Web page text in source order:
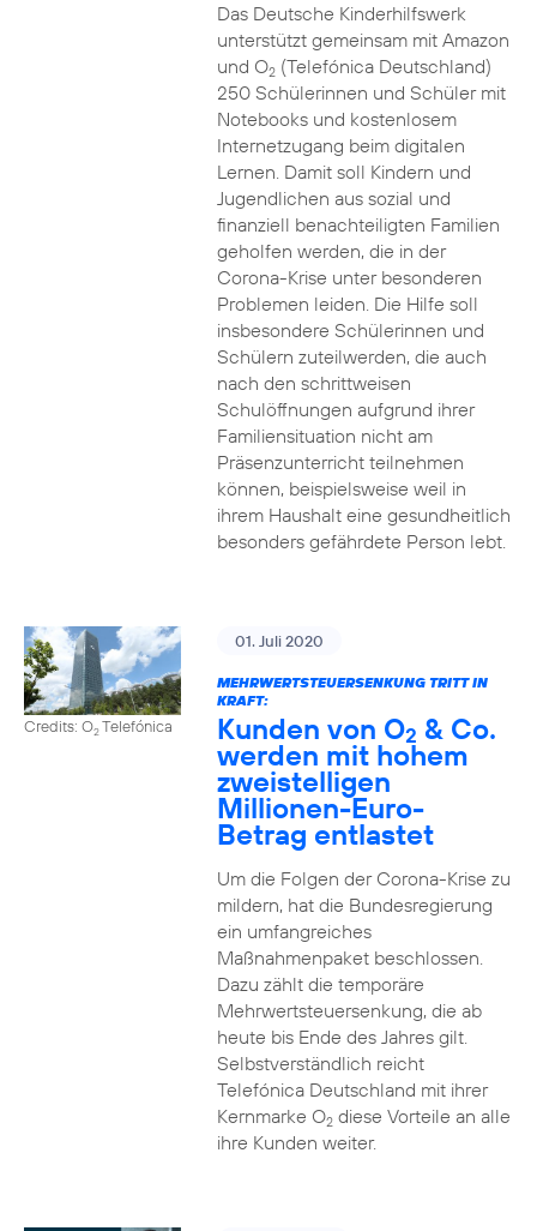
Das Deutsche Kinderhilfswerk
unterstützt gemeinsam mit Amazon
und O2(Telefónica Deutschland)
250 Schülerinnen und Schüler mit
Notebooks und kostenlosem
Internetzugang beim digitalen
Lernen. Damit soll Kindern und
Jugendlichen aus sozial und
finanziell benachteiligten Familien
geholfen werden, die in der
Corona-Krise unter besonderen
Problemen leiden. Die Hilfe soll
insbesondere Schülerinnen und
Schülern zuteilwerden, die auch
nach den schrittweisen
Schulöffnungen aufgrund ihrer
Familiensituation nicht am
Präsenzunterricht teilnehmen
können, beispielsweise weil in
ihrem Haushalt eine gesundheitlich
besonders gefährdete Person lebt.
Credits: O2Telefónica
01. Juli 2020
MEHRWERTSTEUERSENKUNG TRITT IN
KRAFT:
Kunden von O2 & Co.
werden mit hohem
zweistelligen
Millionen-Euro-
Betrag entlastet
Um die Folgen der Corona-Krise zu
mildern, hat die Bundesregierung
ein umfangreiches
Maßnahmenpaket beschlossen.
Dazu zählt die temporäre
Mehrwertsteuersenkung, die ab
heute bis Ende des Jahres gilt.
Selbstverständlich reicht
Telefónica Deutschland mit ihrer
Kernmarke O2diese Vorteile an alle
ihre Kunden weiter.